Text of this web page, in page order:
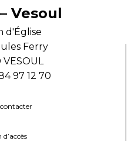
Vesoul
d'Église
Ferry
97 12 70
d’accès